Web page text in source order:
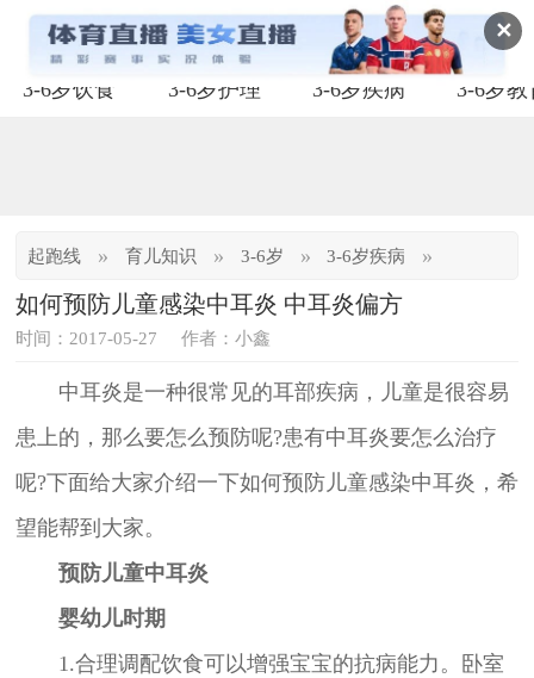
✕
3-6岁饮食 3-6岁护理 3-6岁疾病 3-6岁教
起跑线 » 育儿知识 » 3-6岁 » 3-6岁疾病 »
如何预防儿童感染中耳炎 中耳炎偏方
时间：2017-05-27 作者：小鑫
中耳炎是一种很常见的耳部疾病，儿童是很容易
患上的，那么要怎么预防呢?患有中耳炎要怎么治疗
呢?下面给大家介绍一下如何预防儿童感染中耳炎，希
望能帮到大家。
预防儿童中耳炎
婴幼儿时期
1.合理调配饮食可以增强宝宝的抗病能力。卧室